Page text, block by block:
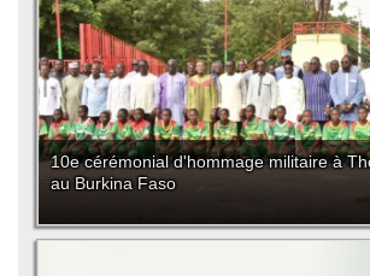
10e cérémonial d'hommage militaire à
au Burkina Faso